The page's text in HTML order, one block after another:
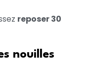
reposer 30
nouilles